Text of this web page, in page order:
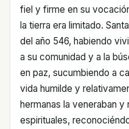
fiel y firme en su
la tierra era limitado.
del año 546, habiendo
a su comunidad y a la
en paz, sucumbiendo a
vida humilde y
hermanas la veneraban
espirituales,